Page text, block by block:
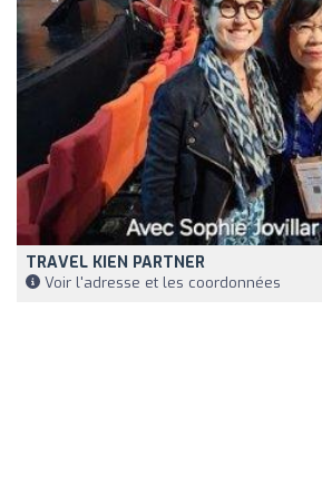
TRAVEL KIEN PARTNER
Voir l'adresse et les coordonnées